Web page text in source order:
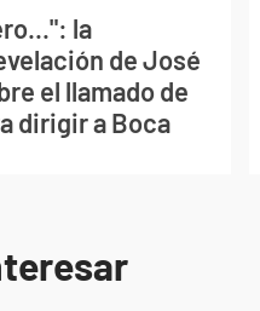
la
de José
el llamado de
dirigir a Boca